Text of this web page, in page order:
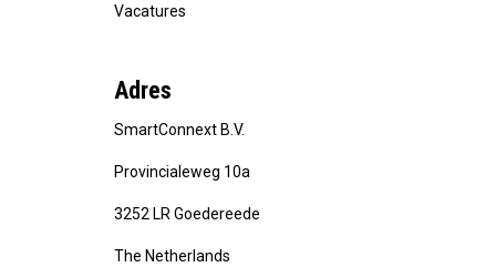
Vacatures
Adres
SmartConnext B.V.
Provincialeweg 10a
3252 LR Goedereede
The Netherlands